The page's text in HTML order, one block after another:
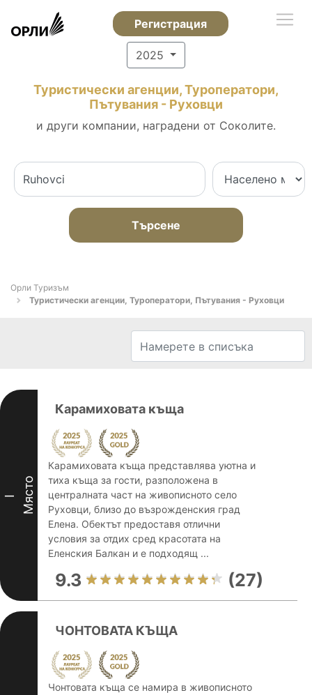
Регистрация
2025
Туристически агенции, Туроператори,
Пътувания - Руховци
и други компании, наградени от Соколите.
Търсене
Орли Туризъм
Туристически агенции, Туроператори, Пътувания - Руховци
I Място
Карамиховата къща
Карамиховата къща представлява уютна и
тиха къща за гости, разположена в
централната част на живописното село
Руховци, близо до възрожденския град
Елена. Обектът предоставя отлични
условия за отдих сред красотата на
Еленския Балкан и е подходящ ...
9.3 (27)
ЧОНТОВАТА КЪЩА
Чонтовата къща се намира в живописното